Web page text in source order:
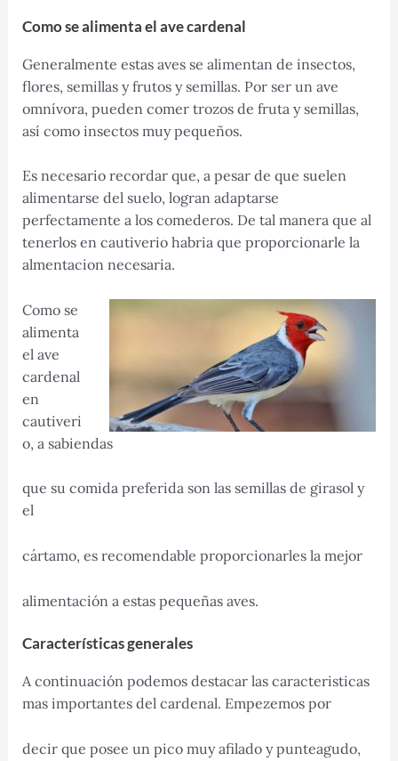
Como se alimenta el ave cardenal
Generalmente estas aves se alimentan de insectos,
flores, semillas y frutos y semillas. Por ser un ave
omnívora, pueden comer trozos de fruta y semillas,
así como insectos muy pequeños.
Es necesario recordar que, a pesar de que suelen
alimentarse del suelo, logran adaptarse
perfectamente a los comederos. De tal manera que al
tenerlos en cautiverio habria que proporcionarle la
almentacion necesaria.
Como se
alimenta
el ave
cardenal
en
cautiveri
o, a sabiendas
que su comida preferida son las semillas de girasol y
el
cártamo, es recomendable proporcionarles la mejor
alimentación a estas pequeñas aves.
Características generales
A continuación podemos destacar las caracteristicas
mas importantes del cardenal. Empezemos por
decir que posee un pico muy afilado y punteagudo,